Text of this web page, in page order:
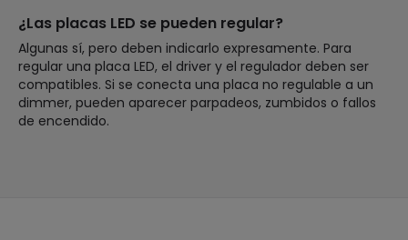
¿Las placas LED se pueden regular?
Algunas sí, pero deben indicarlo expresamente. Para
regular una placa LED, el driver y el regulador deben ser
compatibles. Si se conecta una placa no regulable a un
dimmer, pueden aparecer parpadeos, zumbidos o fallos
de encendido.